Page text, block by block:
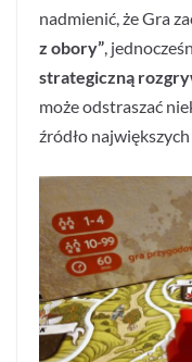
nadmienić, że Gra
z obory”,
strategiczną
może odstraszać
źródło